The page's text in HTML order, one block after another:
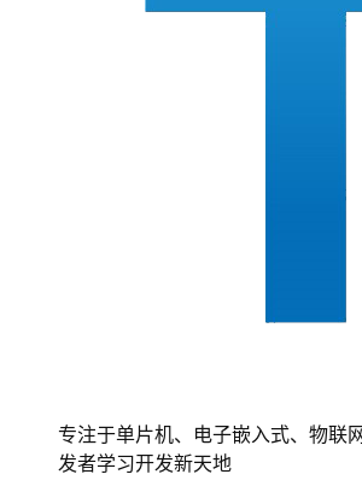
专注于单片机、电子嵌入式、物联
发者学习开发新天地